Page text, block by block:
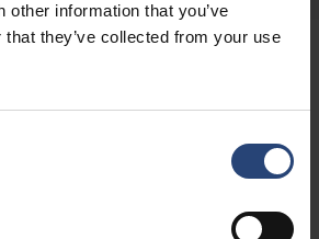
other information that you’ve
they’ve collected from your use
PALLAR
material för lastpallar